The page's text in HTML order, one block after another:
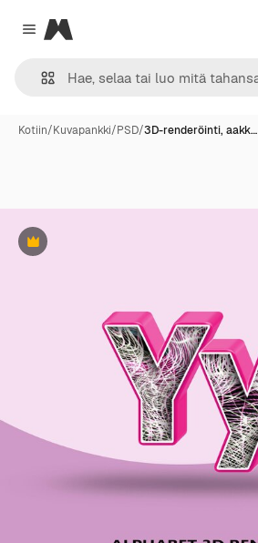
Close menu
Magnific
Kotiin/Kuvapankki/PSD/3D-renderöinti, aakk…
Premium